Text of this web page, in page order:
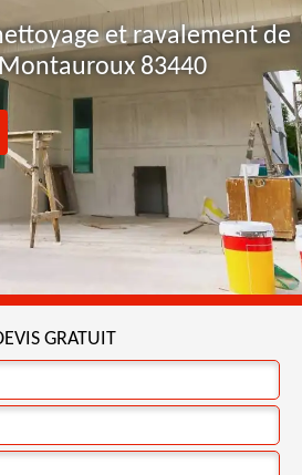
et ravalement de
83440
GRATUIT